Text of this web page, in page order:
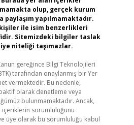
olup, gerçek kurum
paylaşım yapılmamaktadır.
ile isim benzerlikleri
Sitemizdeki bilgiler taslak
niteliği taşımazlar.
gereğince Bilgi Teknolojileri
tarafından onaylanmış bir Yer
vermektedir. Bu nedenle,
olarak denetleme veya
bulunmamaktadır. Ancak,
içeriklerin sorumluluğunu
üye olarak bu sorumluluğu kabul